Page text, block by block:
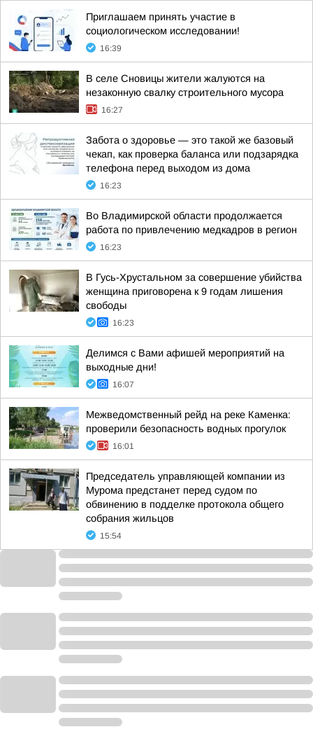
Приглашаем принять участие в
социологическом исследовании!
16:39
В селе Сновицы жители жалуются на
незаконную свалку строительного мусора
16:27
Забота о здоровье — это такой же базовый
чекап, как проверка баланса или подзарядка
телефона перед выходом из дома
16:23
Во Владимирской области продолжается
работа по привлечению медкадров в регион
16:23
В Гусь-Хрустальном за совершение убийства
женщина приговорена к 9 годам лишения
свободы
16:23
Делимся с Вами афишей мероприятий на
выходные дни!
16:07
Межведомственный рейд на реке Каменка:
проверили безопасность водных прогулок
16:01
Председатель управляющей компании из
Мурома предстанет перед судом по
обвинению в подделке протокола общего
собрания жильцов
15:54